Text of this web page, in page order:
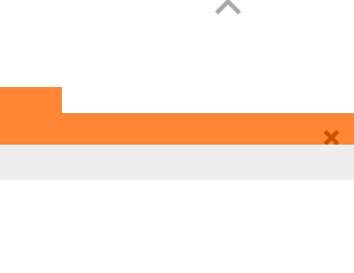
Kneippanlagen und machen Sie etwas für Körper